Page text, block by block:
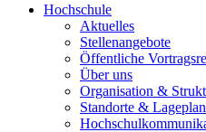
Hochschule
Aktuelles
Stellenangebote
Öffentliche
Über uns
Organisation &
Standorte & Lageplan